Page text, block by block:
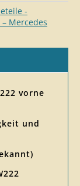
-
Mercedes
vorne
und